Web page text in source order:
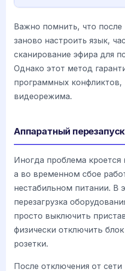
Важно помнить, что
заново настроить язык,
сканирование эфира для
Однако этот метод
программных
видеорежима.
Аппаратный
Иногда проблема
а во временном сбое
нестабильном питании. В
перезагрузка
просто выключить
физически отключить
розетки.
После отключения от